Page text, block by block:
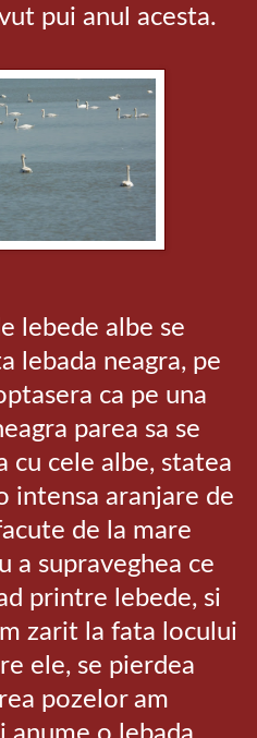
pui anul acesta.
lebede albe se
lebada neagra, pe
ca pe una
parea sa se
cu cele albe, statea
intensa aranjare de
de la mare
a supraveghea ce
printre lebede, si
zarit la fata locului
ele, se pierdea
pozelor am